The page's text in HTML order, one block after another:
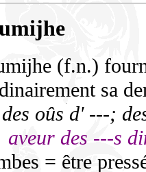
(f.n.)
sa
oûs d' ---;
aveur des ---s
= être